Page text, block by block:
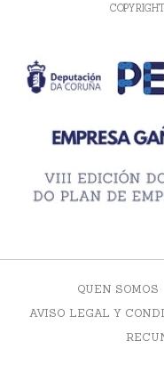
QUEN SOMOS
AVISO LEGAL Y